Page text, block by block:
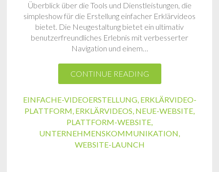
Überblick über die Tools und Dienstleistungen, die
simpleshow für die Erstellung einfacher Erklärvideos
bietet. Die Neugestaltung bietet ein ultimativ
benutzerfreundliches Erlebnis mit verbesserter
Navigation und einem…
CONTINUE READING
EINFACHE-VIDEOERSTELLUNG, ERKLÄRVIDEO-
PLATTFORM, ERKLÄRVIDEOS, NEUE-WEBSITE,
PLATTFORM-WEBSITE,
UNTERNEHMENSKOMMUNIKATION,
WEBSITE-LAUNCH